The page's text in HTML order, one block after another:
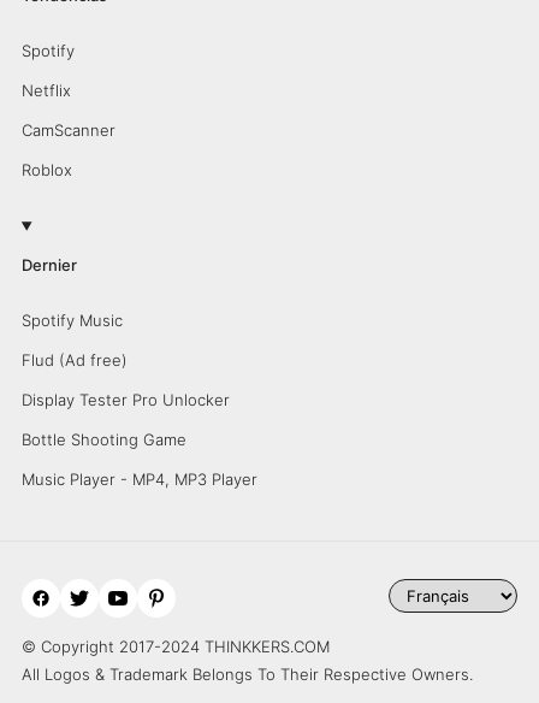
Spotify
Netflix
CamScanner
Roblox
Dernier
Spotify Music
Flud (Ad free)
Display Tester Pro Unlocker
Bottle Shooting Game
Music Player - MP4, MP3 Player
© Copyright 2017-2024 THINKKERS.COM
All Logos & Trademark Belongs To Their Respective Owners.